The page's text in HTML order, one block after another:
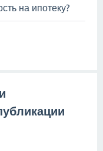
на ипотеку?